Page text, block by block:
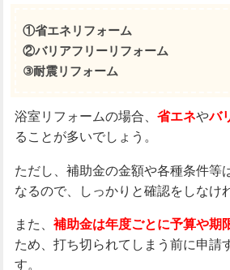
①省エネリフォーム
②バリアフリーリフォーム
③耐震リフォーム
浴室リフォームの場合、 省エネやバ
ることが多いでしょう。
ただし、補助金の金額や各種条件等
なるので、しっかりと確認をしなけ
また、 補助金は年度ごとに予算や期
ため、打ち切られてしまう前に申請
す。